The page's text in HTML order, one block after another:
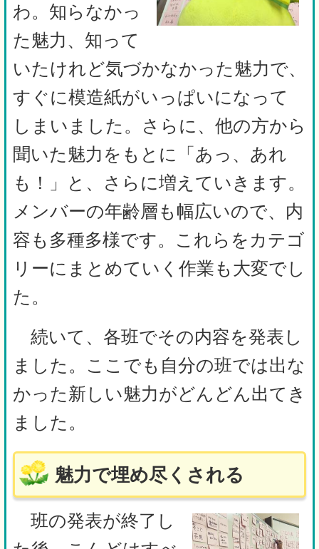
わ。知らなかっ
た魅力、知って
いたけれど気づかなかった魅力で、
すぐに模造紙がいっぱいになって
しまいました。さらに、他の方から
聞いた魅力をもとに「あっ、あれ
も！」と、さらに増えていきます。
メンバーの年齢層も幅広いので、内
容も多種多様です。これらをカテゴ
リーにまとめていく作業も大変でし
た。
続いて、各班でその内容を発表し
ました。ここでも自分の班では出な
かった新しい魅力がどんどん出てき
ました。
魅力で埋め尽くされる
班の発表が終了し